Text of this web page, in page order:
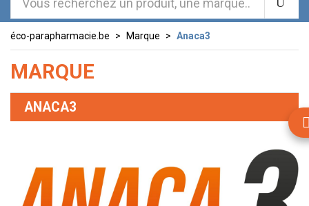
éco-parapharmacie.be Marque Anaca3
MARQUE
ANACA3